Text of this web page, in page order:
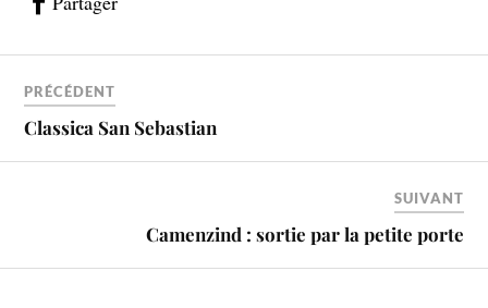
PRÉCÉDENT
Classica San Sebastian
SUIVANT
Camenzind : sortie par la petite porte